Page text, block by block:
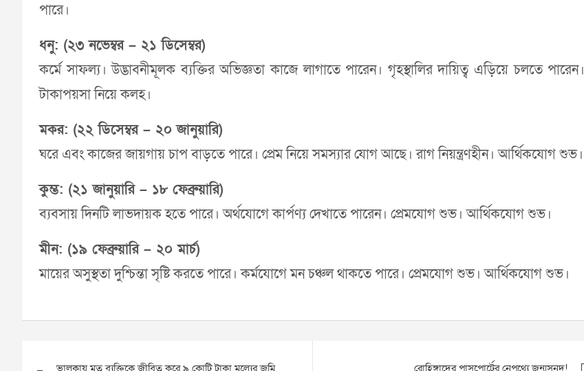
পারে।
ধনু: (২৩ নভেম্বর – ২১ ডিসেম্বর)
কর্মে সাফল্য। উদ্ভাবনীমূলক ব্যক্তির অভিজ্ঞতা কাজে লাগাতে পারেন। গৃহস্থালির দায়িত্ব এড়িয়ে চলতে পারেন।
টাকাপয়সা নিয়ে কলহ।
মকর: (২২ ডিসেম্বর – ২০ জানুয়ারি)
ঘরে এবং কাজের জায়গায় চাপ বাড়তে পারে। প্রেম নিয়ে সমস্যার যোগ আছে। রাগ নিয়ন্ত্রণহীন। আর্থিকযোগ শুভ।
কুম্ভ: (২১ জানুয়ারি – ১৮ ফেব্রুয়ারি)
ব্যবসায় দিনটি লাভদায়ক হতে পারে। অর্থযোগে কার্পণ্য দেখাতে পারেন। প্রেমযোগ শুভ। আর্থিকযোগ শুভ।
মীন: (১৯ ফেব্রুয়ারি – ২০ মার্চ)
মায়ের অসুস্থতা দুশ্চিন্তা সৃষ্টি করতে পারে। কর্মযোগে মন চঞ্চল থাকতে পারে। প্রেমযোগ শুভ। আর্থিকযোগ শুভ।
ভালুকায় মৃত ব্যক্তিকে জীবিত করে ৯ কোটি টাকা মূল্যের জমি রোহিঙ্গাদের পাসপোর্টের নেপথ্যে জন্মসনদ!